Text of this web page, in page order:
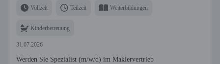
Vollzeit Teilzeit Weiterbildungen
Kinderbetreuung
31.07.2026
Werden Sie Spezialist (m/w/d) im Maklervertrieb